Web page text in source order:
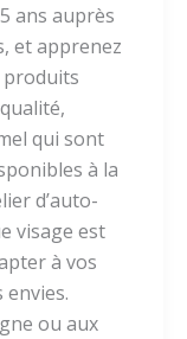
ans auprès
et apprenez
produits
qui sont
à la
d’auto-
visage est
à vos
ou aux